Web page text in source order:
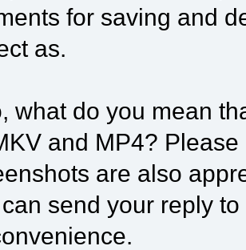
for saving and
as.
what do you mean
and MP4?
are also
send your reply